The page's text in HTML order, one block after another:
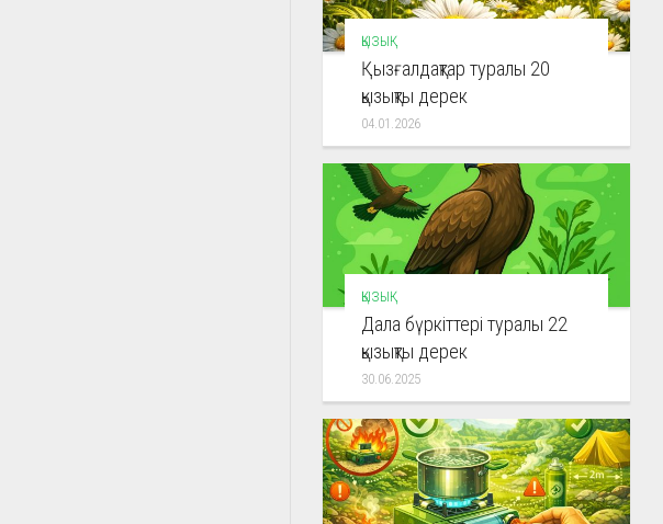
ҚЫЗЫҚ
Қызғалдақтар туралы 20
қызықты дерек
04.01.2026
ҚЫЗЫҚ
Дала бүркіттері туралы 22
қызықты дерек
30.06.2025